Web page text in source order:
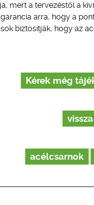
mert a tervezéstől a
arra, hogy a
biztosítják, hogy az
Kérek még
vissza
acélcsarnok